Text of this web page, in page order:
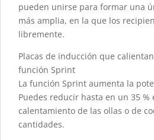
pueden unirse para formar una
más amplia, en la que los
libremente.
Placas de inducción que
función Sprint
La función Sprint aumenta la
Puedes reducir hasta en un 35 %
calentamiento de las ollas o de
cantidades.